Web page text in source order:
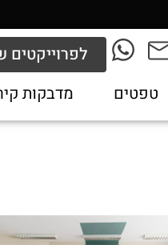
לפרוייקטים
טפטים מדבקות